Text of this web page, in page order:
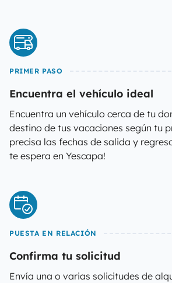
PRIMER PASO
Encuentra el vehículo ideal
Encuentra un vehículo cerca de tu
destino de tus vacaciones según tu
precisa las fechas de salida y
te espera en Yescapa!
PUESTA EN RELACIÓN
Confirma tu solicitud
Envía una o varias solicitudes de